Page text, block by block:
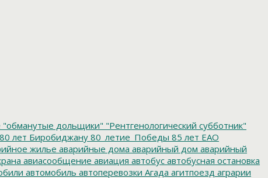
"обманутые дольщики" "Рентгенологический субботник"
80 лет Биробиджану 80_летие_Победы 85 лет ЕАО
жилье аварийные дома аварийный дом аварийный
авиасообщение авиация автобус автобусная остановка
автомобиль автоперевозки Агада агитпоезд аграрии